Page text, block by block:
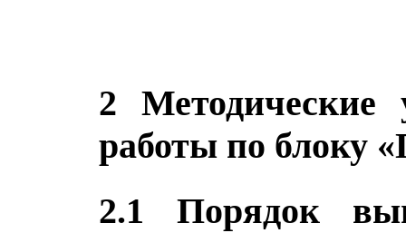
2 Методические
работы по блоку
2.1 Порядок